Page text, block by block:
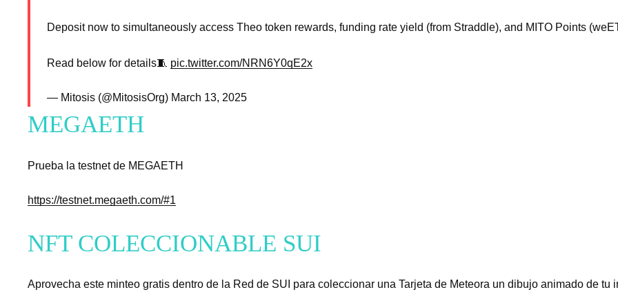
Deposit now to simultaneously access Theo token rewards, funding rate yield (from Straddle), and MITO Points
Read below for details🧵 pic.twitter.com/NRN6Y0qE2x
— Mitosis (@MitosisOrg) March 13, 2025
MEGAETH
Prueba la testnet de MEGAETH
https://testnet.megaeth.com/#1
NFT COLECCIONABLE SUI
Aprovecha este minteo gratis dentro de la Red de SUI para coleccionar una Tarjeta de Meteora un dibujo animado de tu